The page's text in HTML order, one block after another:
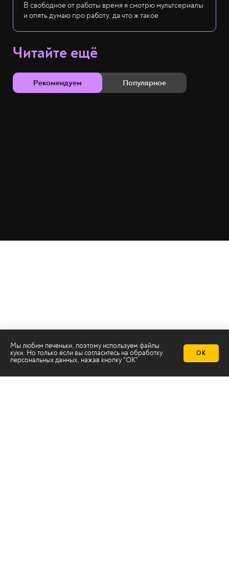
В свободное от работы время я смотрю мультсериалы
и опять думаю про работу, да что ж такое
Читайте ещё
Рекомендуем Популярное
Мы любим печеньки, поэтому используем файлы
куки. Но только если вы согласитесь на обработку
персональных данных, нажав кнопку "ОК"
ОК